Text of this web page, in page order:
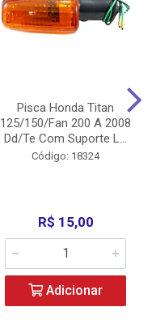
Pisca Honda Titan
125/150/Fan 200 A 2008
Dd/Te Com Suporte L...
Código: 18324
R$ 15,00
Adicionar